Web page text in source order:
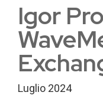
Igor
Luglio 2024